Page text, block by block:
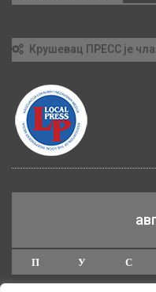
Крушевац ПРЕСС је
П У С